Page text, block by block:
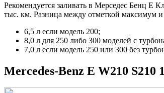
Рекомендуется заливать в Мерседес Бенц Е
тыс. км. Разница между отметкой максимум
6,5 л если модель 200;
8,0 л для 250 либо 300 моделей с
7,0 л если модель 250 или 300 без
Mercedes-Benz E W210 S210